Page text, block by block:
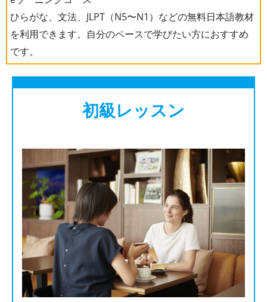
ひらがな、文法、JLPT（N5〜N1）などの無料日本語教材
を利用できます。自分のペースで学びたい方におすすめ
です。
初級レッスン